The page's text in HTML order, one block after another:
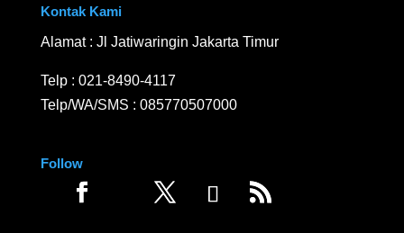
Kontak Kami
Alamat : Jl Jatiwaringin Jakarta Timur
Telp : 021-8490-4117
Telp/WA/SMS : 085770507000
Follow